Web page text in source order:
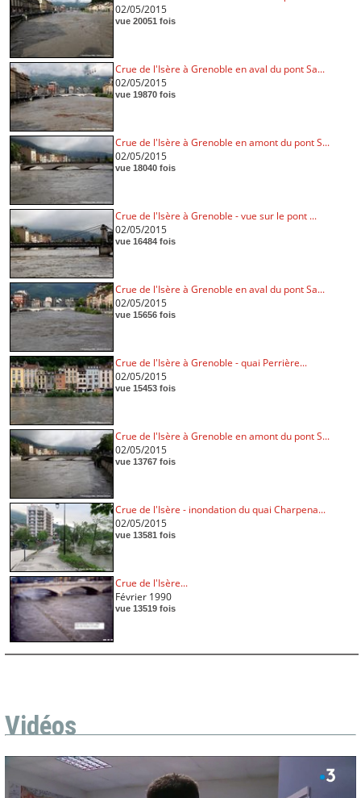
02/05/2015
vue 20051 fois
Crue de l'Isère à Grenoble en aval du pont Sa...
02/05/2015
vue 19870 fois
Crue de l'Isère à Grenoble en amont du pont S...
02/05/2015
vue 18040 fois
Crue de l'Isère à Grenoble - vue sur le pont ...
02/05/2015
vue 16484 fois
Crue de l'Isère à Grenoble en aval du pont Sa...
02/05/2015
vue 15656 fois
Crue de l'Isère à Grenoble - quai Perrière...
02/05/2015
vue 15453 fois
Crue de l'Isère à Grenoble en amont du pont S...
02/05/2015
vue 13767 fois
Crue de l'Isère - inondation du quai Charpena...
02/05/2015
vue 13581 fois
Crue de l'Isère...
Février 1990
vue 13519 fois
Vidéos